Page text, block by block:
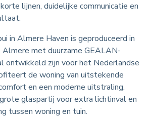
lijnen, duidelijke communicatie en
in Almere Haven is geproduceerd in
Almere met duurzame GEALAN-
ontwikkeld zijn voor het Nederlandse
de woning van uitstekende
en een moderne uitstraling.
glaspartij voor extra lichtinval en
tussen woning en tuin.